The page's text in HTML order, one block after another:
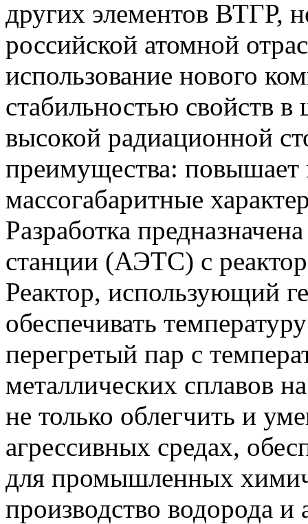
других элементов ВТГР,
российской атомной
использование нового
стабильностью свойств
высокой радиационной
преимущества: повышает
массогабаритные
Разработка
станции (АЭТС) с
Реактор, использующий
обеспечивать
перегретый пар с
металлических сплавов
не только облегчить и
агрессивных средах,
для промышленных
производство водорода и